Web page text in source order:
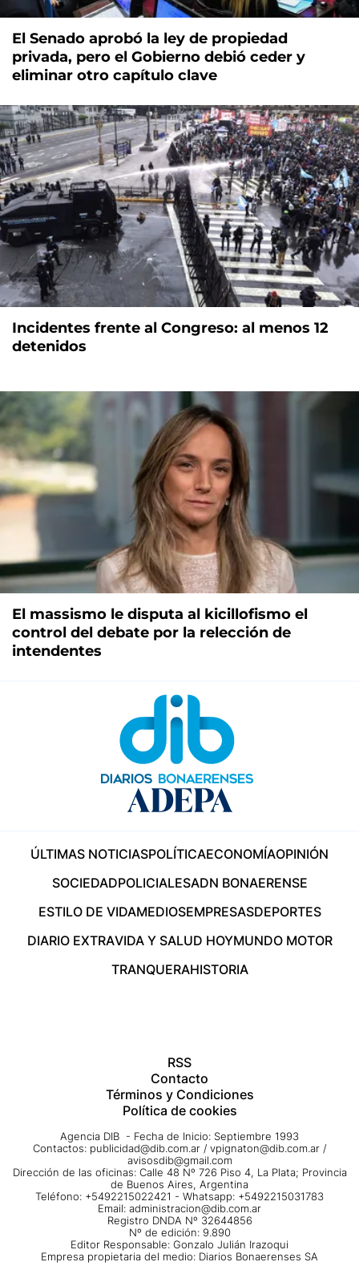
El Senado aprobó la ley de propiedad
privada, pero el Gobierno debió ceder y
eliminar otro capítulo clave
Incidentes frente al Congreso: al menos 12
detenidos
El massismo le disputa al kicillofismo el
control del debate por la relección de
intendentes
ÚLTIMAS NOTICIASPOLÍTICAECONOMÍAOPINIÓN
SOCIEDADPOLICIALESADN BONAERENSE
ESTILO DE VIDAMEDIOSEMPRESASDEPORTES
DIARIO EXTRAVIDA Y SALUD HOYMUNDO MOTOR
TRANQUERAHISTORIA
RSS
Contacto
Términos y Condiciones
Política de cookies
Agencia DIB - Fecha de Inicio: Septiembre 1993
Contactos: publicidad@dib.com.ar / vpignaton@dib.com.ar /
avisosdib@gmail.com
Dirección de las oficinas: Calle 48 Nº 726 Piso 4, La Plata; Provincia
de Buenos Aires, Argentina
Teléfono: +5492215022421 - Whatsapp: +5492215031783
Email: administracion@dib.com.ar
Registro DNDA Nº 32644856
Nº de edición: 9.890
Editor Responsable: Gonzalo Julián Irazoqui
Empresa propietaria del medio: Diarios Bonaerenses SA